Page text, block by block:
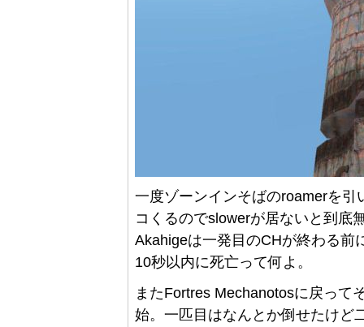
一度ゾーンインそばのroamerを
コくるのでslowerが居ないと到底
Akahigeは一発目のCHが終わる前
10秒以内に死亡って何よ。
またFortres Mechanotosに戻って
始。一匹目はなんとか倒せたけど